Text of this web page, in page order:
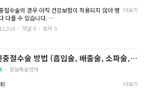
절수술의 경우 아직 건강보험이 적용되지 않아 병
다를 수 있습니다.
료 기록은 본인 이외에는 알 수 없고 환자 본인의
이는
는 병원(의료 기관) 종사자가 이를 어길 시 의료법
(정보 누설 금지) 위반에
고 의료법 제88조(벌칙)에 의해 3년 이하의 징역이
만 원 이하의 벌금으로 처벌받을 수 있습니다.
더보기
댓글 0 토닥 5
중절수술 방법 (흡입술, 배출술, 소파술,
술)정보톡운영자
더보기